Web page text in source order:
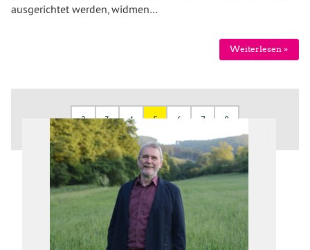
ausgerichtet werden, widmen…
Weiterlesen »
2 3 4 5 6 7 8